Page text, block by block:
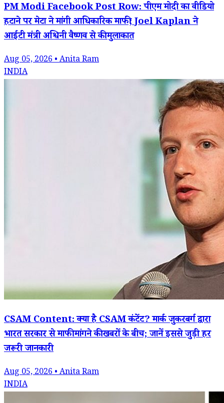
PM Modi Facebook Post Row: पीएम मोदी का वीडियो
हटाने पर मेटा ने मांगी आधिकारिक माफी; Joel Kaplan ने
आईटी मंत्री अश्विनी वैष्णव से की मुलाकात
Aug 05, 2026 • Anita Ram
INDIA
CSAM Content: क्या है CSAM कंटेंट? मार्क जुकरबर्ग द्वारा
भारत सरकार से माफी मांगने की खबरों के बीच; जानें इससे जुड़ी हर
जरूरी जानकारी
Aug 05, 2026 • Anita Ram
INDIA